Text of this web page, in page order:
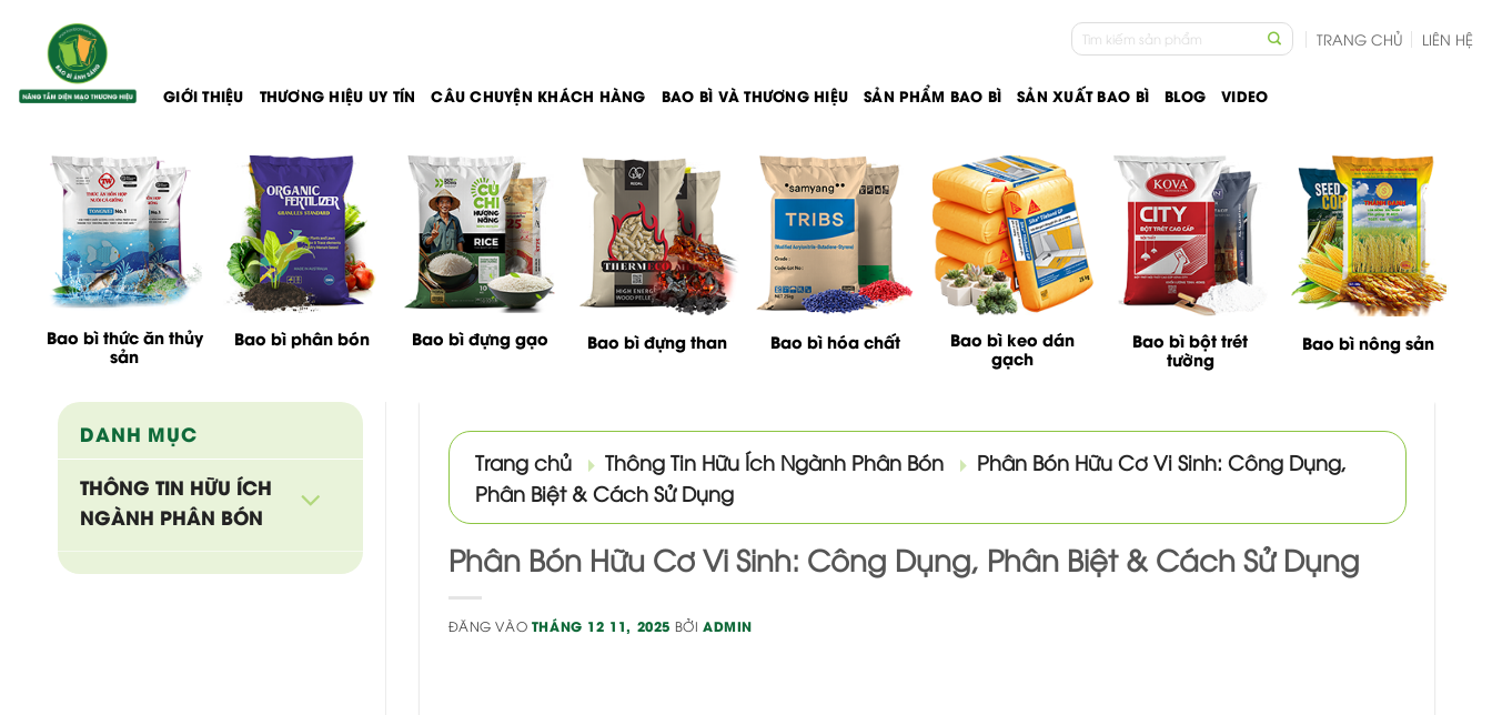
dung
Tìm
kiếm:
TRANG CHỦ LIÊN HỆ
GIỚI THIỆU THƯƠNG HIỆU UY TÍN CÂU CHUYỆN KHÁCH HÀNG BAO BÌ VÀ THƯƠNG HIỆU SẢN PHẨM BAO BÌ SẢN XUẤT BAO BÌ BLOG VIDEO
Bao bì thức ăn thủy
sản
Bao bì phân bón Bao bì đựng gạo Bao bì đựng than Bao bì hóa chất
Bao bì keo dán
gạch
Bao bì bột trét
tường
Bao bì nông sản
DANH MỤC
THÔNG TIN HỮU ÍCH
NGÀNH PHÂN BÓN
Trang chủ Thông Tin Hữu Ích Ngành Phân Bón
Phân Bón Hữu Cơ Vi Sinh: Công Dụng,
Phân Biệt & Cách Sử Dụng
Phân Bón Hữu Cơ Vi Sinh: Công Dụng, Phân Biệt & Cách Sử Dụng
ĐĂNG VÀO THÁNG 12 11, 2025 BỞI ADMIN